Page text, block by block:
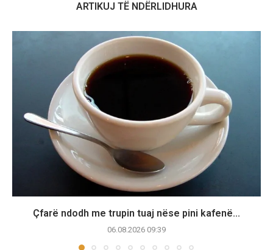
ARTIKUJ TË NDËRLIDHURA
Çfarë ndodh me trupin tuaj nëse pini kafenë...
06.08.2026 09:39